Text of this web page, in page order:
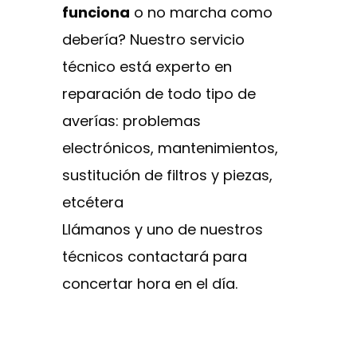
funciona o no marcha como
debería? Nuestro servicio
técnico está experto en
reparación de todo tipo de
averías: problemas
electrónicos, mantenimientos,
sustitución de filtros y piezas,
etcétera
Llámanos y uno de nuestros
técnicos contactará para
concertar hora en el día.